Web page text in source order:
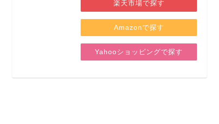
楽天市場で探す
Amazonで探す
Yahooショッピングで探す